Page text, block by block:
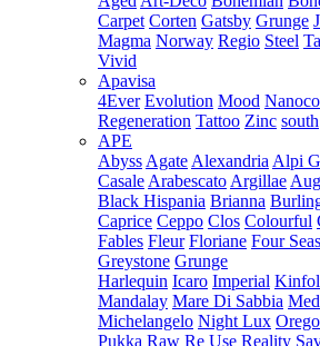
Carpet Corten Gatsby Grunge
Magma Norway Regio Steel
Vivid
Apavisa
4Ever Evolution Mood
Regeneration Tattoo Zinc south
APE
Abyss Agate Alexandria Alpi
Casale Arabescato Argillae
Black Hispania Brianna
Caprice Ceppo Clos Colourful
Fables Fleur Floriane Four
Greystone Grunge
Harlequin Icaro Imperial
Mandalay Mare Di Sabbia
Michelangelo Night Lux
Pukka Raw Re Use Reality